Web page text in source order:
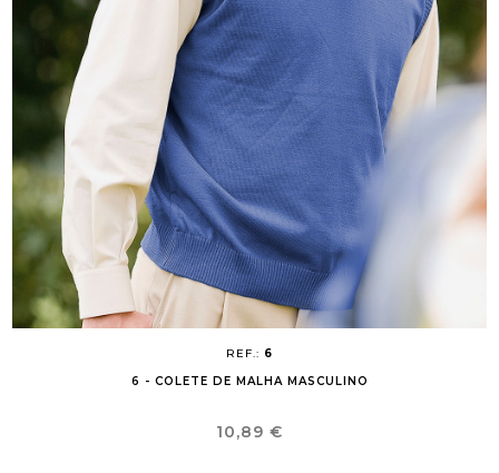
REF.: 6
6 - COLETE DE MALHA MASCULINO
Preço
10,89 €